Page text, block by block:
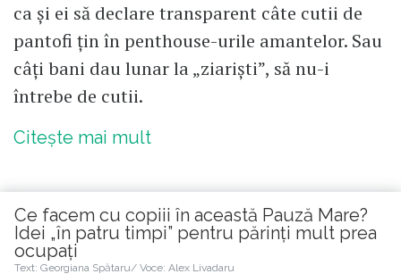
ca și ei să declare transparent câte cutii de
pantofi țin în penthouse-urile amantelor. Sau
câți bani dau lunar la „ziariști”, să nu-i
întrebe de cutii.
Citește mai mult
Citește în continuare
Ce facem cu copiii în această Pauză Mare?
Idei „în patru timpi” pentru părinți mult prea
ocupați
Text: Georgiana Spătaru/ Voce: Alex Livadaru